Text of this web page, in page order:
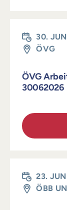
30.
ÖVG
ÖVG
30062026
23.
ÖBB